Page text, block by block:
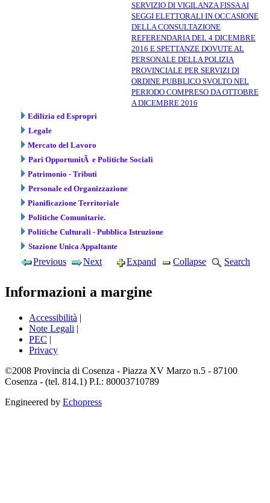
SERVIZIO DI VIGILANZA FISSA AI
SEGGI ELETTORALI IN OCCASIONE
DELLA CONSULTAZIONE
REFERENDARIA DEL 4 DICEMBRE
2016 E SPETTANZE DOVUTE AL
PERSONALE DELLA POLIZIA
PROVINCIALE PER SERVIZI DI
ORDINE PUBBLICO SVOLTO NEL
PERIODO COMPRESO DA OTTOBRE
A DICEMBRE 2016
Edilizia ed Espropri
Legale
Mercato del Lavoro
Pari OpportunitÃ e Politiche Sociali
Patrimonio - Tributi
Personale ed Organizzazione
Pianificazione Territoriale
Politiche Comunitarie.
Politiche Culturali - Pubblica Istruzione
Stazione Unica Appaltante
Previous Next Expand Collapse Search
Informazioni a margine
Accessibilità |
Note Legali |
PEC |
Privacy
©2008 Provincia di Cosenza - Piazza XV Marzo n.5 - 87100
Cosenza - (tel. 814.1) P.I.: 80003710789
Engineered by Echopress